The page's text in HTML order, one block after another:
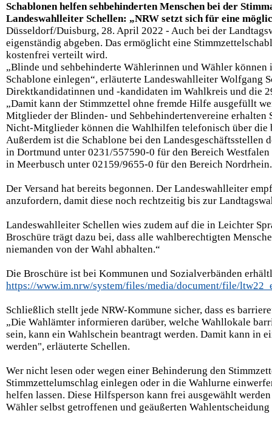
Schablonen helfen sehbehinderten Menschen bei der
Landeswahlleiter Schellen: „NRW setzt sich für eine
Düsseldorf/Duisburg, 28. April 2022 - Auch bei der
eigenständig abgeben. Das ermöglicht eine
kostenfrei verteilt wird.
„Blinde und sehbehinderte Wählerinnen und Wähler
Schablone einlegen“, erläuterte Landeswahlleiter Wolfgang
Direktkandidatinnen und -kandidaten im Wahlkreis und die
„Damit kann der Stimmzettel ohne fremde Hilfe ausgefüllt
Mitglieder der Blinden- und Sehbehindertenvereine erhalten
Nicht-Mitglieder können die Wahlhilfen telefonisch über die
Außerdem ist die Schablone bei den
in Dortmund unter 0231/557590-0 für den Bereich Westfalen
in Meerbusch unter 02159/9655-0 für den Bereich Nordrhein.
Der Versand hat bereits begonnen. Der Landeswahlleiter
anzufordern, damit diese noch rechtzeitig bis zur
Landeswahlleiter Schellen wies zudem auf die in Leichter
Broschüre trägt dazu bei, dass alle wahlberechtigten
niemanden von der Wahl abhalten.“
Die Broschüre ist bei Kommunen und Sozialverbänden
https://www.im.nrw/system/files/media/document/file/
Schließlich stellt jede NRW-Kommune sicher, dass es
„Die Wahlämter informieren darüber, welche Wahllokale
sein, kann ein Wahlschein beantragt werden. Damit kann in
werden", erläuterte Schellen.
Wer nicht lesen oder wegen einer Behinderung den
Stimmzettelumschlag einlegen oder in die Wahlurne
helfen lassen. Diese Hilfsperson kann frei ausgewählt
Wähler selbst getroffenen und geäußerten